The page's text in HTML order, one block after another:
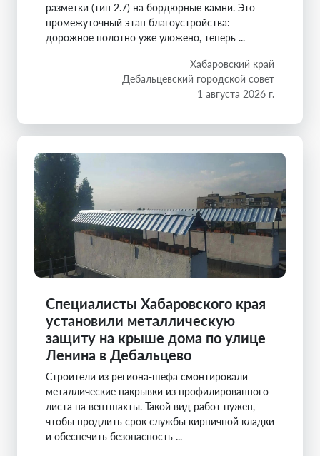
разметки (тип 2.7) на бордюрные камни. Это
промежуточный этап благоустройства:
дорожное полотно уже уложено, теперь ...
Хабаровский край
Дебальцевский городской совет
1 августа 2026 г.
Специалисты Хабаровского края
установили металлическую
защиту на крыше дома по улице
Ленина в Дебальцево
Строители из региона-шефа смонтировали
металлические накрывки из профилированного
листа на вентшахты. Такой вид работ нужен,
чтобы продлить срок службы кирпичной кладки
и обеспечить безопасность ...